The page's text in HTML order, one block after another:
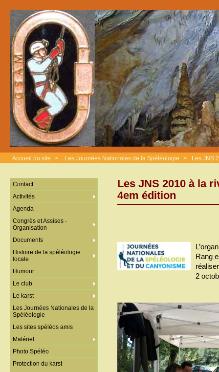
Accueil du site > Les Journées Nationales de la Spéléologie > Les JNS
Les JNS 2010 à la
4em édition
Rang
2
Contact
Activités
Agenda
Congrès et Assises -
Organisation
Documents
Histoire de la spéléologie
locale
Humour
Le club
Le karst
Les Journées Nationales de la
Spéléologie
Les sites spéléos amis
Matériel
Photo Spéléo
Protection du karst